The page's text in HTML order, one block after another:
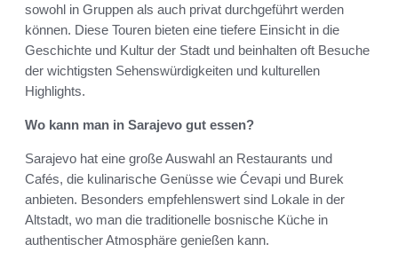
sowohl in Gruppen als auch privat durchgeführt werden
können. Diese Touren bieten eine tiefere Einsicht in die
Geschichte und Kultur der Stadt und beinhalten oft Besuche
der wichtigsten Sehenswürdigkeiten und kulturellen
Highlights.
Wo kann man in Sarajevo gut essen?
Sarajevo hat eine große Auswahl an Restaurants und
Cafés, die kulinarische Genüsse wie Ćevapi und Burek
anbieten. Besonders empfehlenswert sind Lokale in der
Altstadt, wo man die traditionelle bosnische Küche in
authentischer Atmosphäre genießen kann.